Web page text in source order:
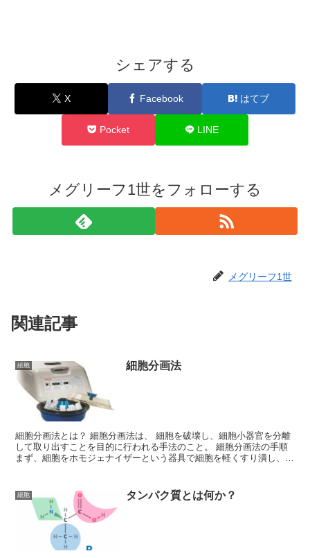
シェアする
X Facebook はてブ
Pocket LINE
メグリーフ1世をフォローする
メグリーフ1世
関連記事
細胞 細胞分画法
細胞分画法とは？ 細胞分画法は、 細胞を破壊し、細胞小器官を分離
して取り出すことを目的に行われる手法のこと。 細胞分画法の手順
まず、細胞をホモジェナイザーという器具で細胞を軽くすり潰し、破
細胞 タンパク質とは何か？